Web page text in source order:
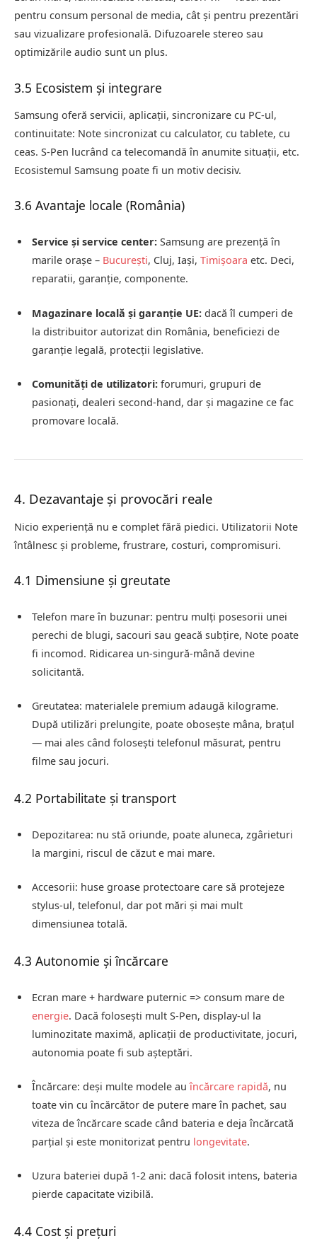
pentru consum personal de media, cât și pentru prezentări
sau vizualizare profesională. Difuzoarele stereo sau
optimizările audio sunt un plus.
3.5 Ecosistem și integrare
Samsung oferă servicii, aplicații, sincronizare cu PC‑ul,
continuitate: Note sincronizat cu calculator, cu tablete, cu
ceas. S‑Pen lucrând ca telecomandă în anumite situații, etc.
Ecosistemul Samsung poate fi un motiv decisiv.
3.6 Avantaje locale (România)
Service și service center: Samsung are prezență în
marile orașe – București, Cluj, Iași, Timișoara etc. Deci,
reparatii, garanție, componente.
Magazinare locală și garanție UE: dacă îl cumperi de
la distribuitor autorizat din România, beneficiezi de
garanție legală, protecții legislative.
Comunități de utilizatori: forumuri, grupuri de
pasionați, dealeri second-hand, dar și magazine ce fac
promovare locală.
4. Dezavantaje și provocări reale
Nicio experiență nu e complet fără piedici. Utilizatorii Note
întâlnesc și probleme, frustrare, costuri, compromisuri.
4.1 Dimensiune și greutate
Telefon mare în buzunar: pentru mulți posesorii unei
perechi de blugi, sacouri sau geacă subțire, Note poate
fi incomod. Ridicarea un‑singură‑mână devine
solicitantă.
Greutatea: materialele premium adaugă kilograme.
După utilizări prelungite, poate obosește mâna, brațul
— mai ales când folosești telefonul măsurat, pentru
filme sau jocuri.
4.2 Portabilitate și transport
Depozitarea: nu stă oriunde, poate aluneca, zgârieturi
la margini, riscul de căzut e mai mare.
Accesorii: huse groase protectoare care să protejeze
stylus‑ul, telefonul, dar pot mări și mai mult
dimensiunea totală.
4.3 Autonomie și încărcare
Ecran mare + hardware puternic => consum mare de
energie. Dacă folosești mult S‑Pen, display‑ul la
luminozitate maximă, aplicații de productivitate, jocuri,
autonomia poate fi sub așteptări.
Încărcare: deși multe modele auîncărcare rapidă, nu
toate vin cu încărcător de putere mare în pachet, sau
viteza de încărcare scade când bateria e deja încărcată
parțial și este monitorizat pentru longevitate.
Uzura bateriei după 1‑2 ani: dacă folosit intens, bateria
pierde capacitate vizibilă.
4.4 Cost și prețuri